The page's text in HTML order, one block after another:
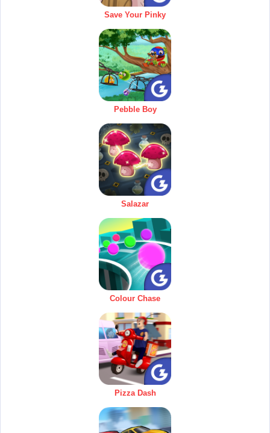
Save Your Pinky
Pebble Boy
Salazar
Colour Chase
Pizza Dash